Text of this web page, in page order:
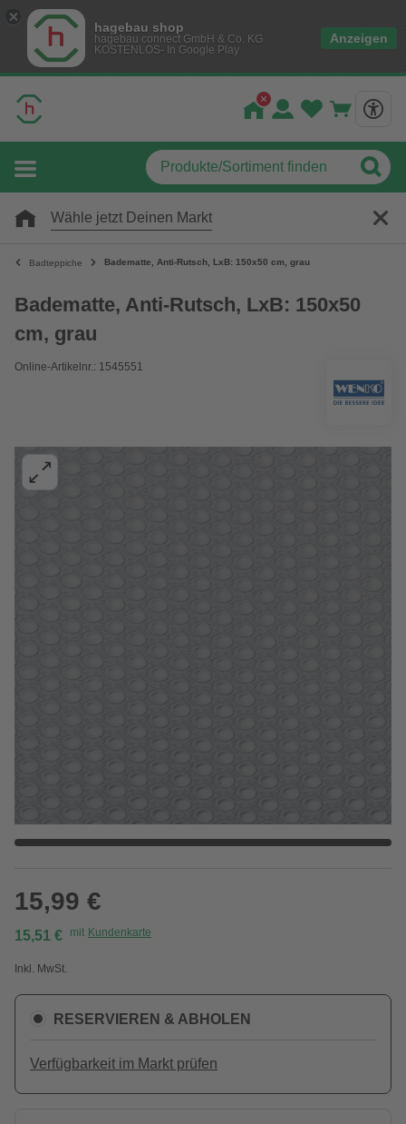
hagebau shop
hagebau connect GmbH & Co. KG
KOSTENLOS- In Google Play
Anzeigen
Wähle jetzt Deinen Markt
Badteppiche Badematte, Anti-Rutsch, LxB: 150x50 cm, grau
Badematte, Anti-Rutsch, LxB: 150x50
cm, grau
Online-Artikelnr.: 1545551
15,99 €
15,51 € mit Kundenkarte
Inkl. MwSt.
RESERVIEREN & ABHOLEN
Verfügbarkeit im Markt prüfen